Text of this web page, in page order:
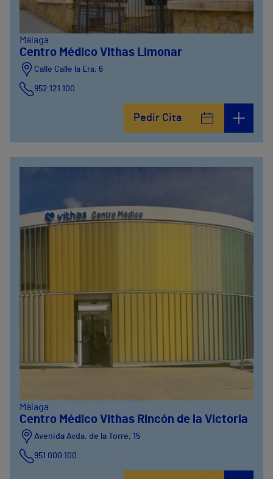
Málaga
Centro Médico Vithas Limonar
Calle Calle la Era, 6
952 121 100
Pedir Cita
Málaga
Centro Médico Vithas Rincón de la Victoria
Avenida Avda. de la Torre, 15
951 000 100